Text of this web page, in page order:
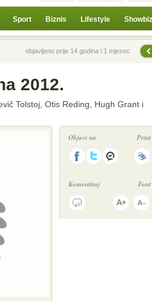
Sport Biznis Lifestyle Showbiz
vijest
objavljeno prije 14 godina i 1 mjesec
2012.
Tolstoj, Otis Reding, Hugh Grant i
Objavi na Print
Komentiraj Font